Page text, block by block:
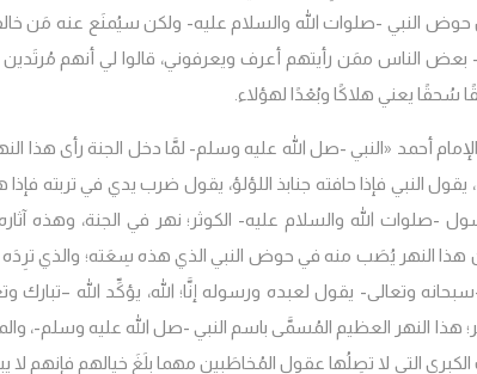
حوض النبي -صلوات الله والسلام عليه- ولكن سيُمنَع عنه مَن
بعض الناس ممَن رأيتهم أعرف ويعرفوني، قالوا لي أنهم
سُحقًا يعني هلاكًا وبُعْدًا لهؤلاء.
أحمد «النبي -صل الله عليه وسلم- لمَّا دخل الجنة رأى هذا
يقول النبي فإذا حافته جنابذ اللؤلؤ، يقول ضرب يدي في تربته
-صلوات الله والسلام عليه- الكوثر؛ نهر في الجنة، وهذه
هذا النهر يُصَب منه في حوض النبي الذي هذه سِعَته؛ والذي ترِدَه
وتعالى- يقول لعبده ورسوله إنَّا؛ الله، يؤكِّد الله
هذا النهر العظيم المُسمَّى باسم النبي -صل الله عليه وسلم-،
التي لا تصِلُها عقول المُخاطَبين مهما بلَغَ خيالهم فإنهم لا